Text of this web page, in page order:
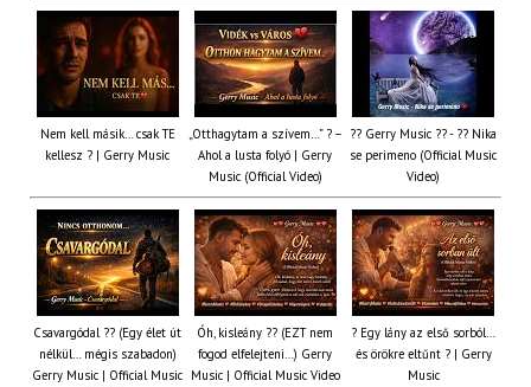
Nem kell másik… csak TE
kellesz ? | Gerry Music
„Otthagytam a szívem…” ? –
Ahol a lusta folyó | Gerry
Music (Official Video)
?? Gerry Music ?? - ?? Nika
se perimeno (Official Music
Video)
Csavargódal ?? (Egy élet út
nélkül… mégis szabadon)
Gerry Music | Official Music
Óh, kisleány ?? (EZT nem
fogod elfelejteni…) Gerry
Music | Official Music Video
? Egy lány az első sorból…
és örökre eltűnt ? | Gerry
Music